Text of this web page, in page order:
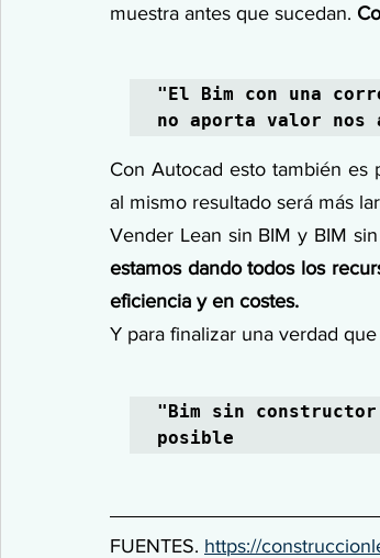
muestra antes que sucedan.
"El Bim con una
no aporta valor nos
Con Autocad esto también
al mismo resultado será más
Vender Lean sin BIM y BIM
estamos dando todos los
eficiencia y en costes.
Y para finalizar una verdad
"Bim sin
posible
FUENTES. https://